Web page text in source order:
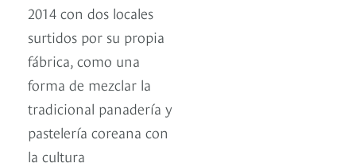
2014 con dos locales
surtidos por su propia
fábrica, como una
forma de mezclar la
tradicional panadería y
pastelería coreana con
la cultura